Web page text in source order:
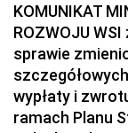
KOMUNIKAT
ROZWOJU
sprawie
wypłaty i
ramach Planu